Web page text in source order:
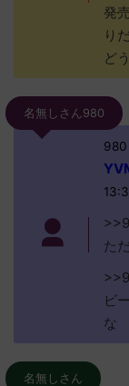
発
り
ど
名無しさん980
980
た
ビ
な
名無しさん